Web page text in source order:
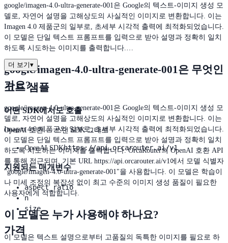
google/imagen-4.0-ultra-generate-001은 Google의 텍스트-이미지 생성 모
델로, 자연어 설명을 고해상도의 사실적인 이미지로 변환합니다. 이는
Imagen 4.0 제품군의 일부로, 초세부 시각적 출력에 최적화되었습니다.
이 모델은 단일 텍스트 프롬프트를 입력으로 받아 설명과 정확히 일치
하도록 시도하는 이미지를 출력합니다.…
google/imagen-4.0-ultra-generate-001은 무엇인
가요?
google/imagen-4.0-ultra-generate-001은 Google의 텍스트-이미지 생성 모
델로, 자연어 설명을 고해상도의 사실적인 이미지로 변환합니다. 이는
Imagen 4.0 제품군의 일부로, 초세부 시각적 출력에 최적화되었습니다.
이 모델은 단일 텍스트 프롬프트를 입력으로 받아 설명과 정확히 일치
하도록 시도하는 이미지를 출력합니다. OrcaRouter의 OpenAI 호환 API
를 통해 접근되며, 기본 URL https://api.orcarouter.ai/v1에서 모델 식별자
"google/imagen-4.0-ultra-generate-001"을 사용합니다. 이 모델은 학습이
나 미세 조정의 복잡성 없이 최고 수준의 이미지 생성 품질이 필요한
사용자에게 적합합니다.
이 모델은 누가 사용해야 하나요?
이 모델은 텍스트 설명으로부터 고품질의 독특한 이미지를 필요로 하
더 보기▾
코드 샘플
어떤 SDK에서도 호출
OpenAI 호환 — 쓰던 SDK 그대로
OpenAI SDKhttps://api.orcarouter.ai/v1
지원되는 매개변수
aspect_ratio
n
size
가격